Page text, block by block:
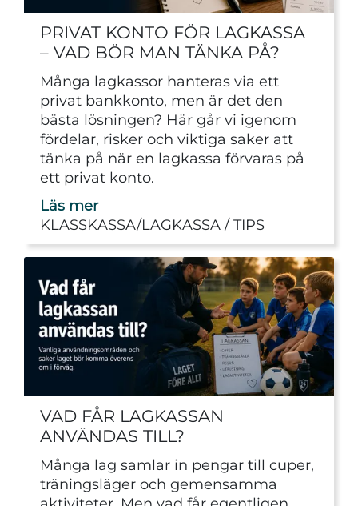
PRIVAT KONTO FÖR LAGKASSA
– VAD BÖR MAN TÄNKA PÅ?
Många lagkassor hanteras via ett
privat bankkonto, men är det den
bästa lösningen? Här går vi igenom
fördelar, risker och viktiga saker att
tänka på när en lagkassa förvaras på
ett privat konto.
Läs mer
KLASSKASSA/LAGKASSA
TIPS
VAD FÅR LAGKASSAN
ANVÄNDAS TILL?
Många lag samlar in pengar till cuper,
träningsläger och gemensamma